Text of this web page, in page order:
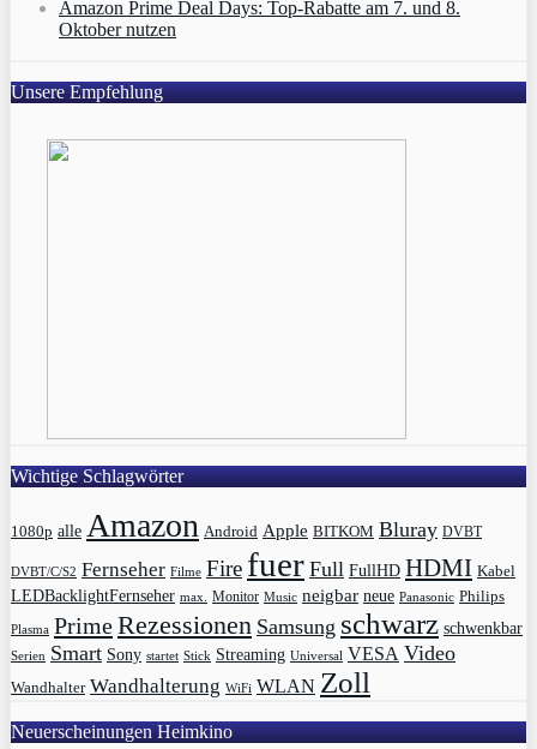
Amazon Prime Deal Days: Top-Rabatte am 7. und 8.
Oktober nutzen
Unsere Empfehlung
Wichtige Schlagwörter
1080p alle Amazon Android Apple BITKOM Bluray DVBT
DVBT/C/S2 Fernseher Filme Fire fuer Full FullHD HDMI Kabel
LEDBacklightFernseher max. Monitor Music neigbar neue Panasonic Philips
Plasma PrimeRezessionen Samsung schwarz schwenkbar
Serien Smart Sony startet Stick Streaming Universal VESA Video
Wandhalter Wandhalterung WiFi WLAN Zoll
Neuerscheinungen Heimkino